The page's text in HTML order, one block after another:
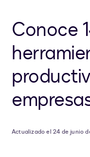
Conoce
Actualizado el 24 de junio